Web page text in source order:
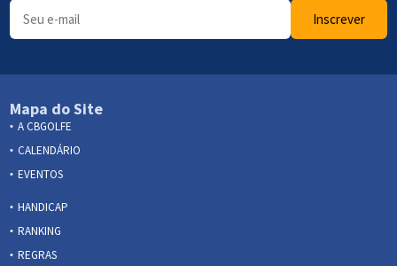
Inscrever
Mapa do Site
A CBGOLFE
CALENDÁRIO
EVENTOS
HANDICAP
RANKING
REGRAS